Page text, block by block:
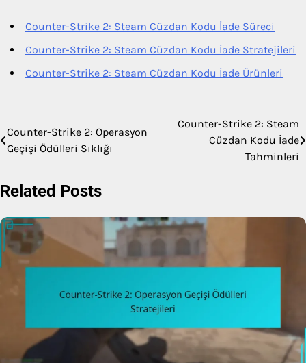
Counter-Strike 2: Steam Cüzdan Kodu İade Süreci
Counter-Strike 2: Steam Cüzdan Kodu İade Stratejileri
Counter-Strike 2: Steam Cüzdan Kodu İade Ürünleri
Post
navigation
Counter-Strike 2: Operasyon
Geçişi Ödülleri Sıklığı
Counter-Strike 2: Steam
Cüzdan Kodu İade
Tahminleri
Related Posts